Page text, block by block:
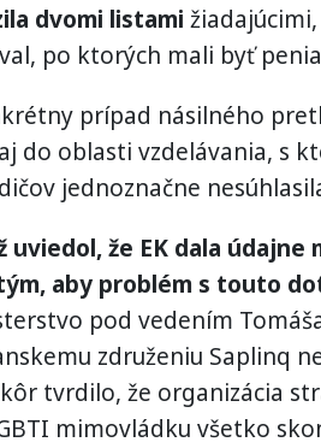
dvomi listami
po ktorých mali byť
prípad násilného
do oblasti vzdelávania, s
jednoznačne
uviedol, že EK dala
aby problém s touto
pod vedením
združeniu Saplinq
tvrdilo, že organizácia
mimovládku všetko